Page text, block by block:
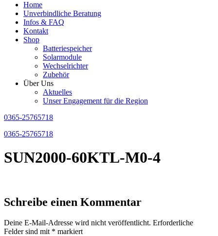
Home
Unverbindliche Beratung
Infos & FAQ
Kontakt
Shop
Batteriespeicher
Solarmodule
Wechselrichter
Zubehör
Über Uns
Aktuelles
Unser Engagement für die Region
0365-25765718
0365-25765718
SUN2000-60KTL-M0-4
Schreibe einen Kommentar
Deine E-Mail-Adresse wird nicht veröffentlicht. Erforderliche
Felder sind mit * markiert